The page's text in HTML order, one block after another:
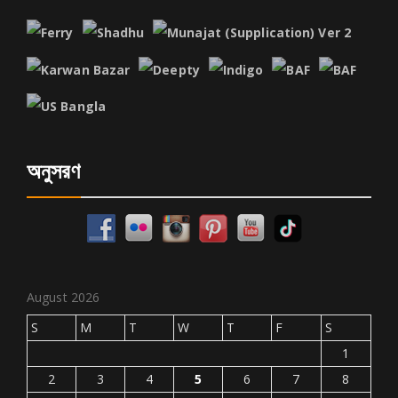
অনুসরণ
August 2026
S
M T W T F
S
1
2
3 4 5 6 7
8